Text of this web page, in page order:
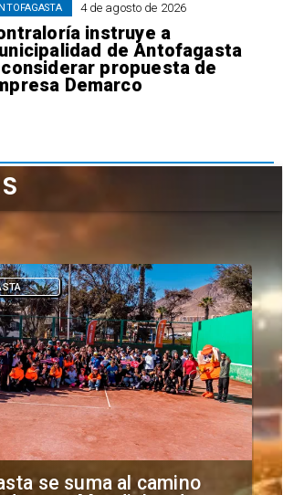
4 de agosto de 2026
instruye a
de Antofagasta
propuesta de
Demarco
se suma al camino